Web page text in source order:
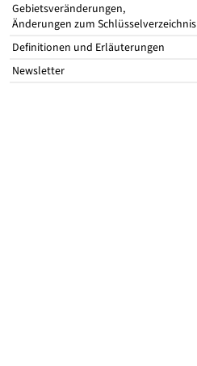
Gebietsveränderungen,
Änderungen zum Schlüsselverzeichnis
Definitionen und Erläuterungen
Newsletter